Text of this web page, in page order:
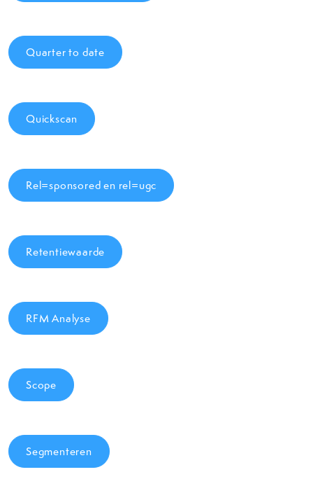
Quarter to date
Quickscan
Rel=sponsored en rel=ugc
Retentiewaarde
RFM Analyse
Scope
Segmenteren